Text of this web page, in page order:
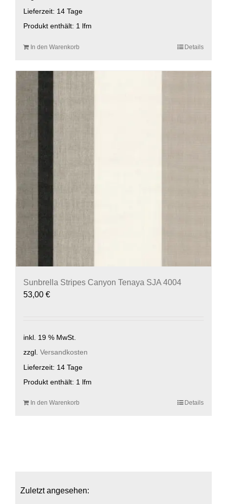
Lieferzeit: 14 Tage
Produkt enthält: 1 lfm
In den Warenkorb Details
Sunbrella Stripes Canyon Tenaya SJA 4004
53,00 €
inkl. 19 % MwSt.
zzgl. Versandkosten
Lieferzeit: 14 Tage
Produkt enthält: 1 lfm
In den Warenkorb Details
Zuletzt angesehen: